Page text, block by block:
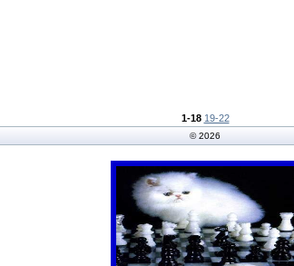
1-18 19-22
© 2026